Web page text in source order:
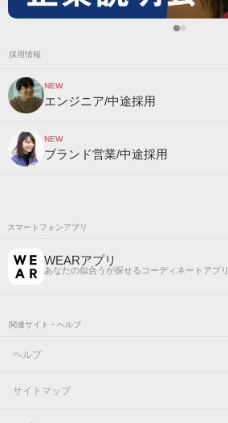
採用情報
NEW
エンジニア/中途採用
NEW
ブランド営業/中途採用
スマートフォンアプリ
WEARアプリ
あなたの似合うが探せるコーディネートアプリ
関連サイト・ヘルプ
ヘルプ
サイトマップ